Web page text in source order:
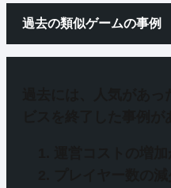
過去の類似ゲームの事例